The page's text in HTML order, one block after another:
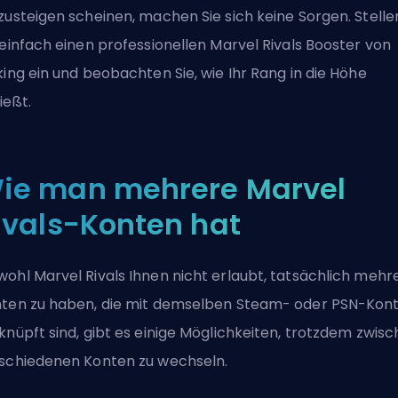
scheinen, machen Sie sich keine Sorgen.
einen professionellen Marvel Rivals Booster von
ein und beobachten Sie, wie Ihr Rang in die Höhe
man mehrere Marvel
Konten hat
Marvel Rivals Ihnen nicht erlaubt, tatsächlich
zu haben, die mit demselben Steam- oder PSN-
sind, gibt es einige Möglichkeiten, trotzdem
Konten zu wechseln.